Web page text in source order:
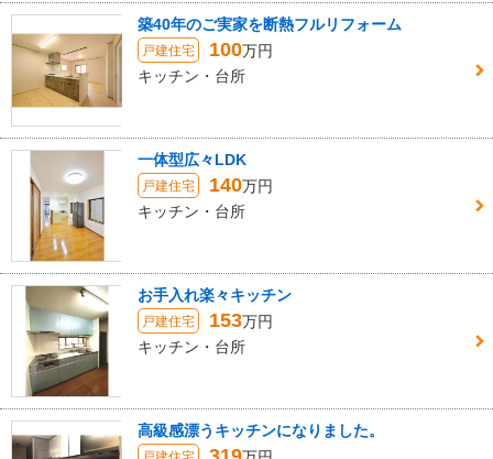
築40年のご実家を断熱フルリフォーム
戸建住宅 100万円
キッチン・台所
一体型広々LDK
戸建住宅 140万円
キッチン・台所
お手入れ楽々キッチン
戸建住宅 153万円
キッチン・台所
高級感漂うキッチンになりました。